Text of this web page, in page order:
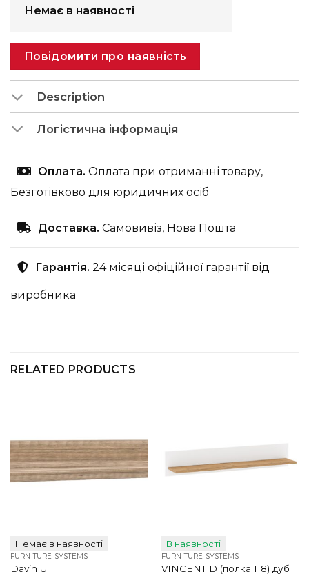
Немає в наявності
Повідомити про наявність
Description
Логістична інформація
Оплата. Оплата при отриманні товару,
Безготівково для юридичних осіб
Доставка. Самовивіз, Нова Пошта
Гарантія. 24 місяці офіційної гарантії від
виробника
RELATED PRODUCTS
Немає в наявності
FURNITURE SYSTEMS
Davin U
В наявності
FURNITURE SYSTEMS
VINCENT D (полка 118) дуб